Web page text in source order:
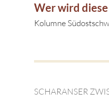
Wer wird
Kolumne
SCHARANSER